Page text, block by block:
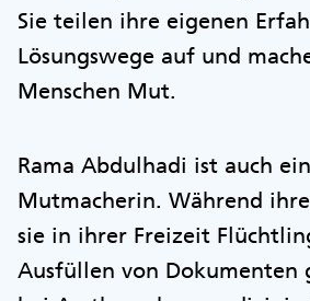
Sie teilen ihre eigenen
Lösungswege auf und
Menschen Mut.
Rama Abdulhadi ist auch
Mutmacherin. Während
sie in ihrer Freizeit
Ausfüllen von Dokumenten